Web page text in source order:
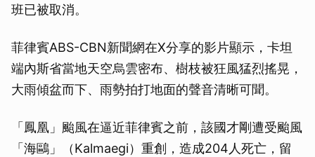
班已被取消。
菲律賓ABS-CBN新聞網在X分享的影片顯示，卡坦
端內斯省當地天空烏雲密布、樹枝被狂風猛烈搖晃，
大雨傾盆而下、雨勢拍打地面的聲音清晰可聞。
「鳳凰」颱風在逼近菲律賓之前，該國才剛遭受颱風
「海鷗」（Kalmaegi）重創，造成204人死亡，留